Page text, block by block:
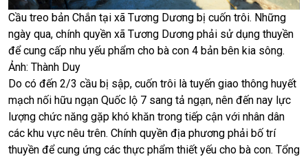
Cầu treo bản Chắn tại xã Tương Dương bị cuốn trôi. Những
ngày qua, chính quyền xã Tương Dương phải sử dụng thuyền
để cung cấp nhu yếu phẩm cho bà con 4 bản bên kia sông.
Ảnh: Thành Duy
Do có đến 2/3 cầu bị sập, cuốn trôi là tuyến giao thông huyết
mạch nối hữu ngạn Quốc lộ 7 sang tả ngạn, nên đến nay lực
lượng chức năng gặp khó khăn trong tiếp cận với nhân dân
các khu vực nêu trên. Chính quyền địa phương phải bố trí
thuyền để cung ứng các thực phẩm thiết yếu cho bà con. Tổng